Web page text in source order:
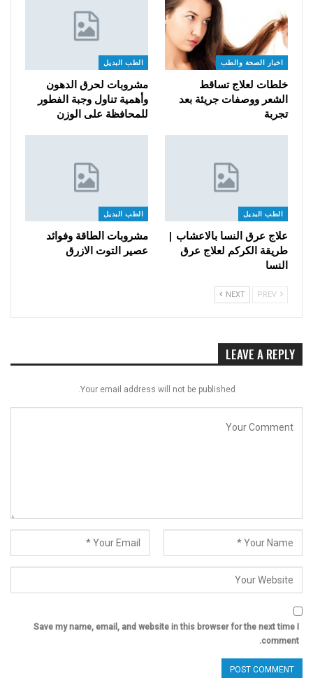
اخبار الصحة والطب
خلطات لعلاج تساقط
الشعر ووصفات جريئة بعد
تجربة
الطب البديل
مشروبات لحرق الدهون
وأهمية تناول وجبة الفطور
للمحافظة على الوزن
الطب البديل
علاج عرق النسا بالاعشاب |
طريقة الكركم لعلاج عرق
النسا
الطب البديل
مشروبات الطاقة وفوائد
عصير التوت الازرق
NEXT
LEAVE A REPLY
Your email address will not be published.
Save my name, email, and website in this browser for the next time I
comment.